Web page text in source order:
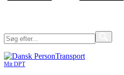
Mit DPT